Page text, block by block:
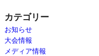
カテゴリー
お知らせ
大会情報
メディア情報